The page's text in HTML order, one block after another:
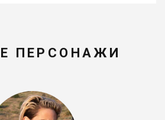
ПЕРСОНАЖИ